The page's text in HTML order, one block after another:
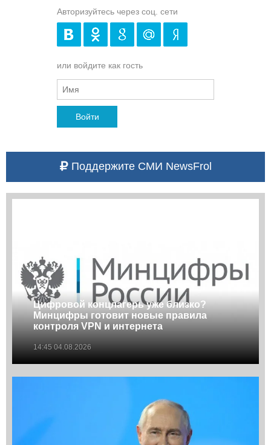
Авторизуйтесь через соц. сети
или войдите как гость
Войти
Поддержите СМИ NewsFrol
Цифровой концлагерь уже близко?
Минцифры готовит новые правила
контроля VPN и интернета
14:45 04.08.2026